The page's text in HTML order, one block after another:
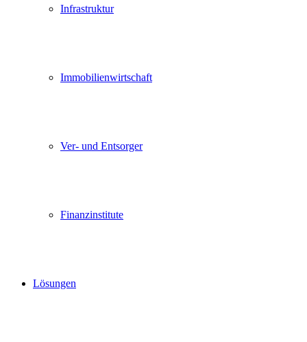
Infrastruktur
Immobilienwirtschaft
Ver- und Entsorger
Finanzinstitute
Lösungen